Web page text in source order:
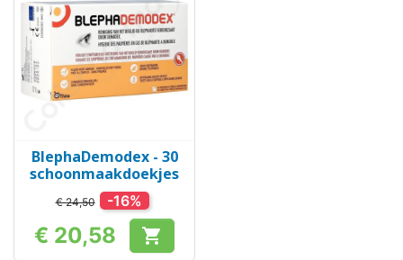
BlephaDemodex - 30
schoonmaakdoekjes
€ 24,50 -16%
Prijs
€ 20,58 